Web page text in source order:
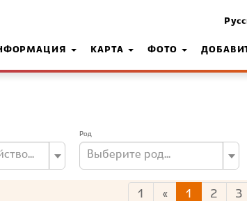
КАРТА ФОТО
Род
Выберите род...
1 « 1 2 3